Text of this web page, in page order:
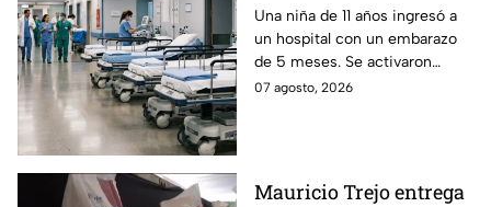
años embarazada; esto
ocurrió
Una niña de 11 años ingresó a
un hospital con un embarazo
de 5 meses. Se activaron
protocolos de salud y las
07 agosto, 2026
Mauricio Trejo entrega